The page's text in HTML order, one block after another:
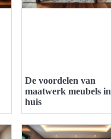
De voordelen van
maatwerk meubels in
huis